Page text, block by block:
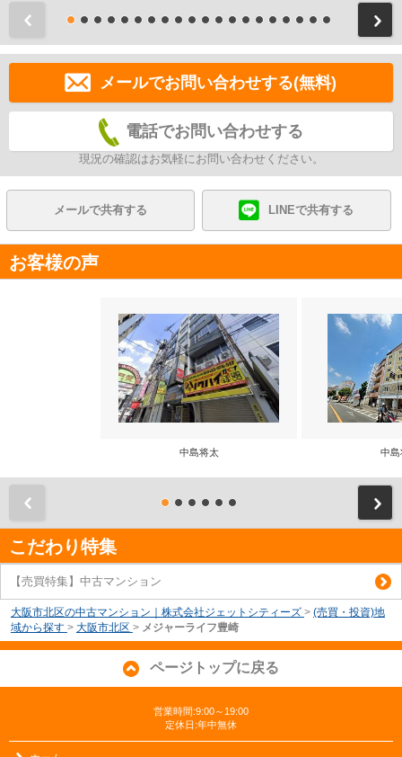
メールでお問い合わせする(無料)
電話でお問い合わせする
現況の確認はお気軽にお問い合わせください。
メールで共有する LINEで共有する
お客様の声
中島将太 中島
こだわり特集
【売買特集】中古マンション
大阪市北区の中古マンション｜株式会社ジェットシティーズ > (売買・投資)地
域から探す > 大阪市北区 > メジャーライフ豊崎
ページトップに戻る
営業時間:9:00～19:00
定休日:年中無休